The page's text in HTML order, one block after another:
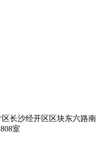
长沙经开区区块东六路南
室